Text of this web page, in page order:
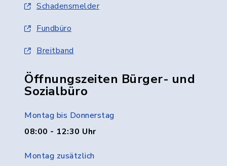
Schadensmelder
Fundbüro
Breitband
Öffnungszeiten Bürger- und
Sozialbüro
Montag bis Donnerstag
08:00 - 12:30 Uhr
Montag zusätzlich